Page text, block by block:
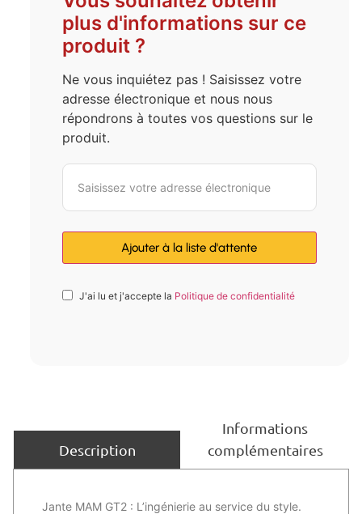
plus d'informations sur ce
produit ?
Ne vous inquiétez pas ! Saisissez votre
adresse électronique et nous nous
répondrons à toutes vos questions sur le
produit.
J'ai lu et j'accepte la Politique de confidentialité
Description
Informations
complémentaires
Jante MAM GT2 : L’ingénierie au service du style.